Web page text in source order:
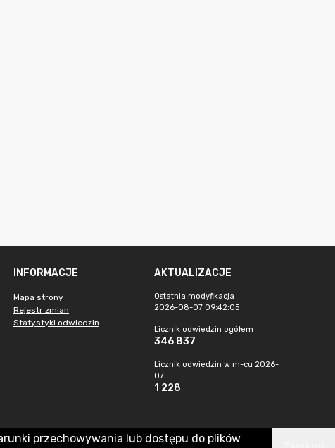
INFORMACJE
Mapa strony
Rejestr zmian
Statystyki odwiedzin
AKTUALIZACJE
Ostatnia modyfikacja
2026-08-07 09:42:05
Licznik odwiedzin ogółem
346 837
Licznik odwiedzin w m-cu 2026-
07
1 228
przechowywania lub dostępu do plików